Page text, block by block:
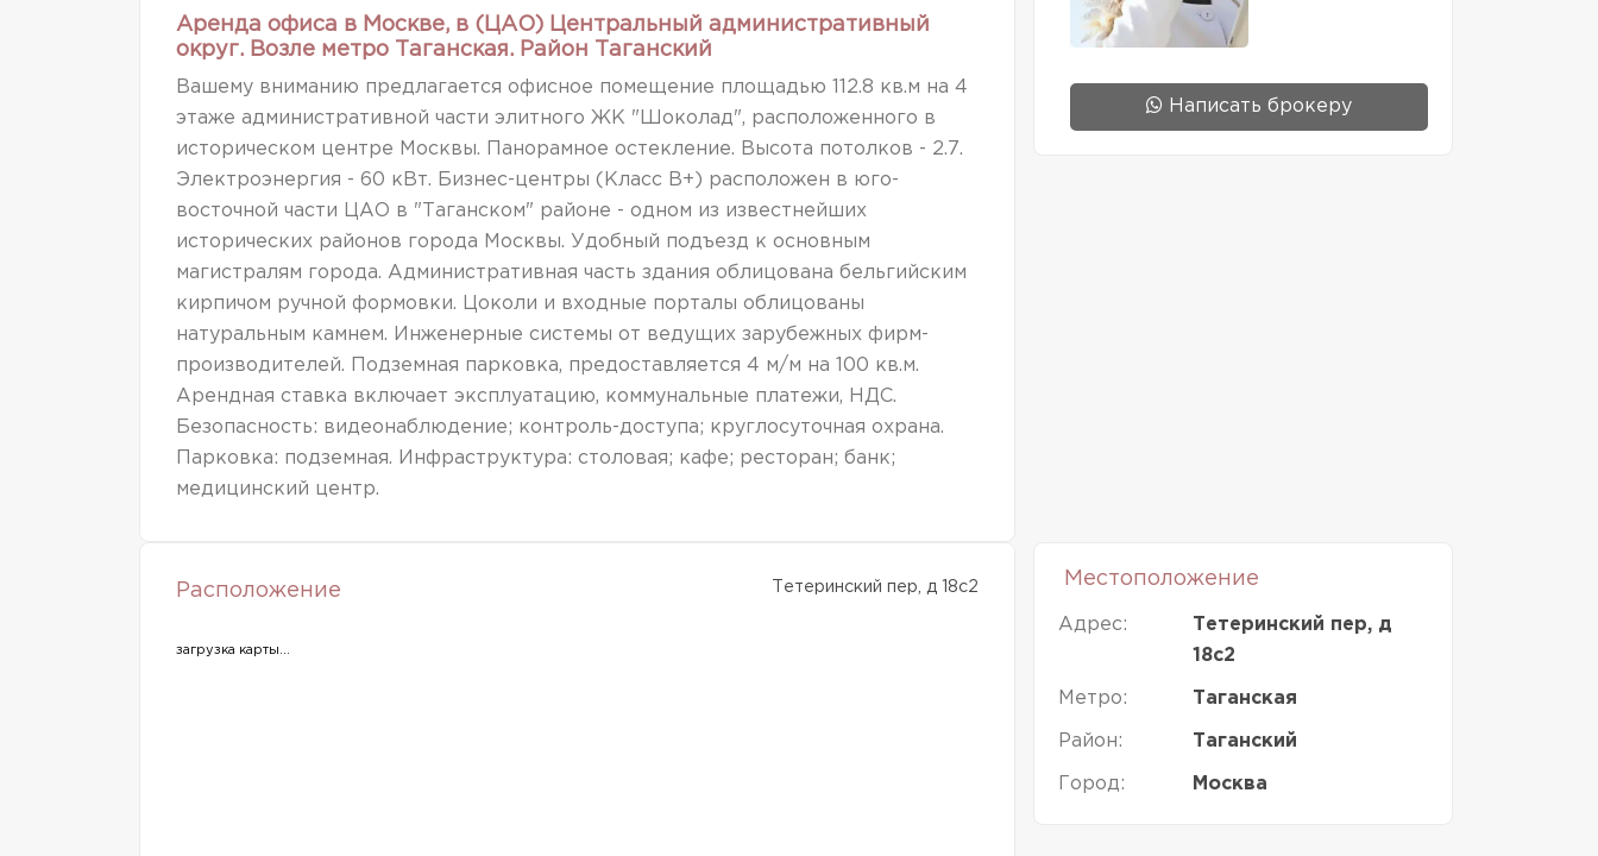
Аренда офиса в Москве, в (ЦАО) Центральный административный
округ. Возле метро Таганская. Район Таганский
Вашему вниманию предлагается офисное помещение площадью 112.8 кв.м на 4
этаже административной части элитного ЖК "Шоколад", расположенного в
историческом центре Москвы. Панорамное остекление. Высота потолков - 2.7.
Электроэнергия - 60 кВт. Бизнес-центры (Класс В+) расположен в юго-
восточной части ЦАО в "Таганском" районе - одном из известнейших
исторических районов города Москвы. Удобный подъезд к основным
магистралям города. Административная часть здания облицована бельгийским
кирпичом ручной формовки. Цоколи и входные порталы облицованы
натуральным камнем. Инженерные системы от ведущих зарубежных фирм-
производителей. Подземная парковка, предоставляется 4 м/м на 100 кв.м.
Арендная ставка включает эксплуатацию, коммунальные платежи, НДС.
Безопасность: видеонаблюдение; контроль-доступа; круглосуточная охрана.
Парковка: подземная. Инфраструктура: столовая; кафе; ресторан; банк;
медицинский центр.
Написать брокеру
Расположение Тетеринский пер, д 18с2
загрузка карты...
Местоположение
Адрес:
Тетеринский пер, д
18с2
Метро: Таганская
Район: Таганский
Город: Москва